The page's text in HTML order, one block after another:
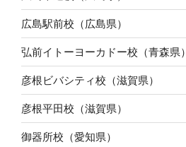
広島駅前校（広島県）
弘前イトーヨーカドー校（青森県）
彦根ビバシティ校（滋賀県）
彦根平田校（滋賀県）
御器所校（愛知県）